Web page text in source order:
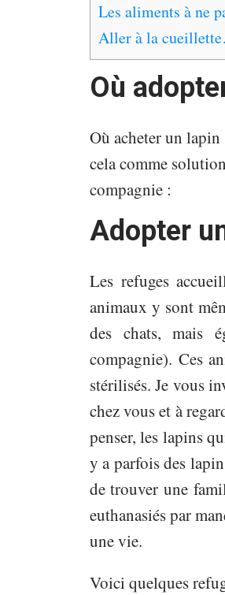
Les aliments à ne
Aller à la
Où
Où acheter un lapin
cela comme
compagnie :
Adopter
Les refuges
animaux y sont
des chats, mais
compagnie). Ces
stérilisés. Je vous
chez vous et à
penser, les lapins
y a parfois des
de trouver une
euthanasiés par
une vie.
Voici quelques